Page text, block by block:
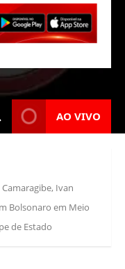
AO VIVO
Ivan
Bolsonaro em Meio
de Estado